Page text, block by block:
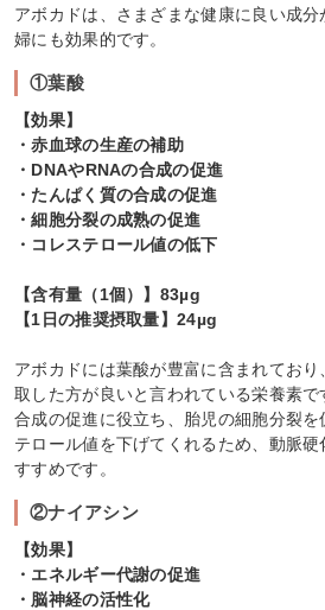
アボカドは、さまざまな健康に良い成
婦にも効果的です。
①葉酸
【効果】
・赤血球の生産の補助
・DNAやRNAの合成の促進
・たんぱく質の合成の促進
・細胞分裂の成熟の促進
・コレステロール値の低下
【含有量（1個）】83µg
【1日の推奨摂取量】24µg
アボカドには葉酸が豊富に含まれてお
取した方が良いと言われている栄養素
合成の促進に役立ち、胎児の細胞分裂を
テロール値を下げてくれるため、動脈
すすめです。
②ナイアシン
【効果】
・エネルギー代謝の促進
・脳神経の活性化